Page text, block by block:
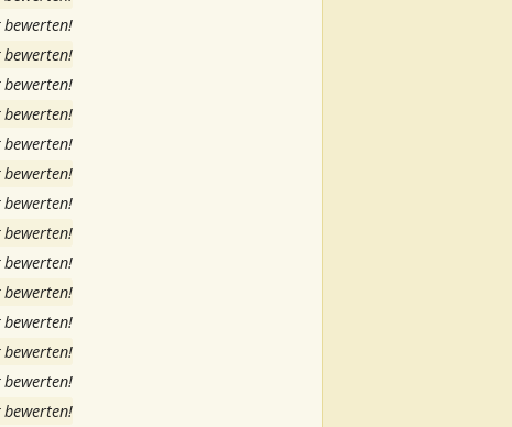
bewerten!
bewerten!
bewerten!
bewerten!
bewerten!
bewerten!
bewerten!
bewerten!
bewerten!
bewerten!
bewerten!
bewerten!
bewerten!
bewerten!